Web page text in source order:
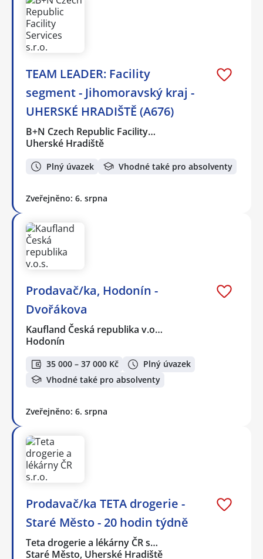
TEAM LEADER: Facility
segment - Jihomoravský kraj -
UHERSKÉ HRADIŠTĚ (A676)
B+N Czech Republic Facility…
Uherské Hradiště
Plný úvazek Vhodné také pro absolventy
Zveřejněno: 6. srpna
Prodavač/ka, Hodonín -
Dvořákova
Kaufland Česká republika v.o…
Hodonín
35 000 – 37 000 Kč
Plný úvazek
Vhodné také pro absolventy
Zveřejněno: 6. srpna
Prodavač/ka TETA drogerie -
Staré Město - 20 hodin týdně
Teta drogerie a lékárny ČR s…
Staré Město, Uherské Hradiště